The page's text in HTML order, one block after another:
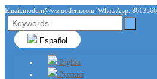
Email:modern@wzmodern.com WhatsApp:
Español
English
Русский